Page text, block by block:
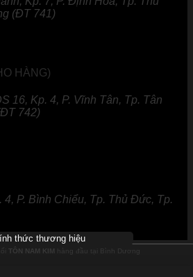
(ĐT 741)
HÀNG)
16, Kp. 4, P. Vĩnh Tân, Tp. Tân
742)
P. Bình Chiểu, Tp. Thủ Đức, Tp.
thức thương hiệu
TÔN NAM KIM hàng đầu tại Bình Dương